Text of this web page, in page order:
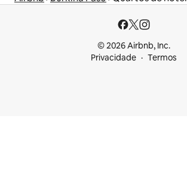
© 2026 Airbnb, Inc.
Privacidade
Termos